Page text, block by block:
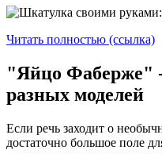
Читать полностью (ссылка)
"Яйцо Фаберже"
разных моделей
Если речь заходит о
достаточно большое поле